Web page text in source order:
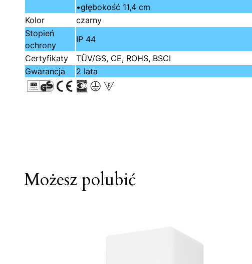
•głębokość 11,4 cm
Kolor
czarny
Stopień
ochrony
IP 44
Certyfikaty
TÜV/GS, CE, ROHS, BSCI
Gwarancja
2 lata
Możesz polubić